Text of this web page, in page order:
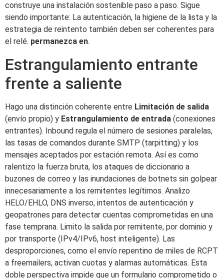
construye una instalación sostenible paso a paso. Sigue
siendo importante: La autenticación, la higiene de la lista y la
estrategia de reintento también deben ser coherentes para
el relé. permanezca en.
Estrangulamiento entrante
frente a saliente
Hago una distinción coherente entre Limitación de salida
(envío propio) y Estrangulamiento de entrada (conexiones
entrantes). Inbound regula el número de sesiones paralelas,
las tasas de comandos durante SMTP (tarpitting) y los
mensajes aceptados por estación remota. Así es como
ralentizo la fuerza bruta, los ataques de diccionario a
buzones de correo y las inundaciones de botnets sin golpear
innecesariamente a los remitentes legítimos. Analizo
HELO/EHLO, DNS inverso, intentos de autenticación y
geopatrones para detectar cuentas comprometidas en una
fase temprana. Limito la salida por remitente, por dominio y
por transporte (IPv4/IPv6, host inteligente). Las
desproporciones, como el envío repentino de miles de RCPT
a freemailers, activan cuotas y alarmas automáticas. Esta
doble perspectiva impide que un formulario comprometido o